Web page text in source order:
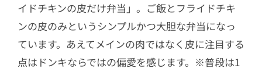
イドチキンの皮だけ弁当」。ご飯とフライドチキ
ンの皮のみというシンプルかつ大胆な弁当になっ
ています。あえてメインの肉ではなく皮に注目する
点はドンキならではの偏愛を感じます。※普段は1